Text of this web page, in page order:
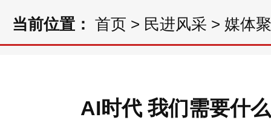
当前位置： 首页 > 民进风采 > 媒体
AI时代 我们需要什